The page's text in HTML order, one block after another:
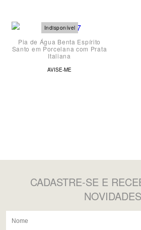
Pia de Água Benta Espírito
Santo em Porcelana com Prata
Italiana
AVISE-ME
CADASTRE-SE E
NOVIDADES